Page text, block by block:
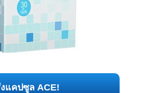
แคปซูล ACE!